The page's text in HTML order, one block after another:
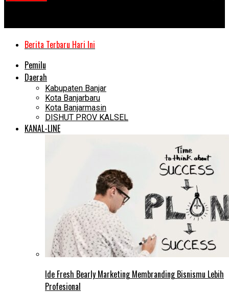
Berita Terbaru Hari Ini
Pemilu
Daerah
Kabupaten Banjar
Kota Banjarbaru
Kota Banjarmasin
DISHUT PROV KALSEL
KANAL-LINE
Ide Fresh Bearly Marketing Membranding Bisnismu Lebih
Profesional